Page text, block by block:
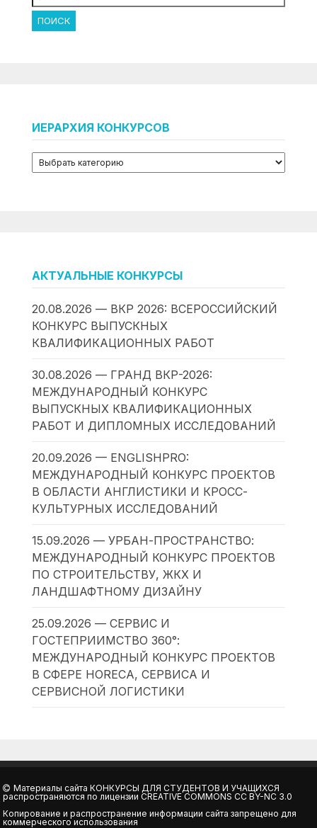
ИЕРАРХИЯ КОНКУРСОВ
АКТУАЛЬНЫЕ КОНКУРСЫ
20.08.2026 — ВКР 2026: ВСЕРОССИЙСКИЙ
КОНКУРС ВЫПУСКНЫХ
КВАЛИФИКАЦИОННЫХ РАБОТ
30.08.2026 — ГРАНД ВКР-2026:
МЕЖДУНАРОДНЫЙ КОНКУРС
ВЫПУСКНЫХ КВАЛИФИКАЦИОННЫХ
РАБОТ И ДИПЛОМНЫХ ИССЛЕДОВАНИЙ
20.09.2026 — ENGLISHPRO:
МЕЖДУНАРОДНЫЙ КОНКУРС ПРОЕКТОВ
В ОБЛАСТИ АНГЛИСТИКИ И КРОСС-
КУЛЬТУРНЫХ ИССЛЕДОВАНИЙ
15.09.2026 — УРБАН-ПРОСТРАНСТВО:
МЕЖДУНАРОДНЫЙ КОНКУРС ПРОЕКТОВ
ПО СТРОИТЕЛЬСТВУ, ЖКХ И
ЛАНДШАФТНОМУ ДИЗАЙНУ
25.09.2026 — СЕРВИС И
ГОСТЕПРИИМСТВО 360°:
МЕЖДУНАРОДНЫЙ КОНКУРС ПРОЕКТОВ
В СФЕРЕ HORECA, СЕРВИСА И
СЕРВИСНОЙ ЛОГИСТИКИ
Материалы сайтаКОНКУРСЫ ДЛЯ СТУДЕНТОВ И УЧАЩИХСЯ
распространяются по лицензииCREATIVE COMMONS CC BY-NC 3.0
Копирование и распространение информации сайта запрещено для
коммерческого использования